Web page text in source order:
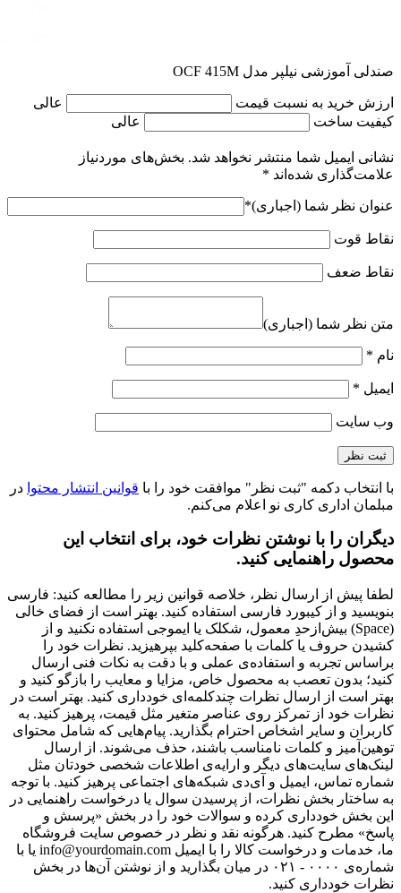
صندلی آموزشی نیلپر مدل OCF 415M
ارزش خرید به نسبت قیمت
عالی
کیفیت ساخت
عالی
نشانی ایمیل شما منتشر نخواهد شد. بخش‌های موردنیاز
علامت‌گذاری شده‌اند *
عنوان نظر شما (اجباری)*
نقاط قوت
نقاط ضعف
متن نظر شما (اجباری)
نام *
ایمیل *
وب‌ سایت
با انتخاب دکمه "ثبت نظر" موافقت خود را با قوانین انتشار محتوا در
مبلمان اداری کاری نو اعلام می‌کنم.
دیگران را با نوشتن نظرات خود، برای انتخاب این
محصول راهنمایی کنید.
لطفا پیش از ارسال نظر، خلاصه قوانین زیر را مطالعه کنید: فارسی
بنویسید و از کیبورد فارسی استفاده کنید. بهتر است از فضای خالی
(Space) بیش‌از‌حدِ معمول، شکلک یا ایموجی استفاده نکنید و از
کشیدن حروف یا کلمات با صفحه‌کلید بپرهیزید. نظرات خود را
براساس تجربه و استفاده‌ی عملی و با دقت به نکات فنی ارسال
کنید؛ بدون تعصب به محصول خاص، مزایا و معایب را بازگو کنید و
بهتر است از ارسال نظرات چندکلمه‌‌ای خودداری کنید. بهتر است در
نظرات خود از تمرکز روی عناصر متغیر مثل قیمت، پرهیز کنید. به
کاربران و سایر اشخاص احترام بگذارید. پیام‌هایی که شامل محتوای
توهین‌آمیز و کلمات نامناسب باشند، حذف می‌شوند. از ارسال
لینک‌های سایت‌های دیگر و ارایه‌ی اطلاعات شخصی خودتان مثل
شماره تماس، ایمیل و آی‌دی شبکه‌های اجتماعی پرهیز کنید. با توجه
به ساختار بخش نظرات، از پرسیدن سوال یا درخواست راهنمایی در
این بخش خودداری کرده و سوالات خود را در بخش «پرسش و
پاسخ» مطرح کنید. هرگونه نقد و نظر در خصوص سایت فروشگاه
ما، خدمات و درخواست کالا را با ایمیل info@yourdomain.com یا با
شماره‌ی ۰۰۰۰ - ۰۲۱ در میان بگذارید و از نوشتن آن‌ها در بخش
نظرات خودداری کنید.